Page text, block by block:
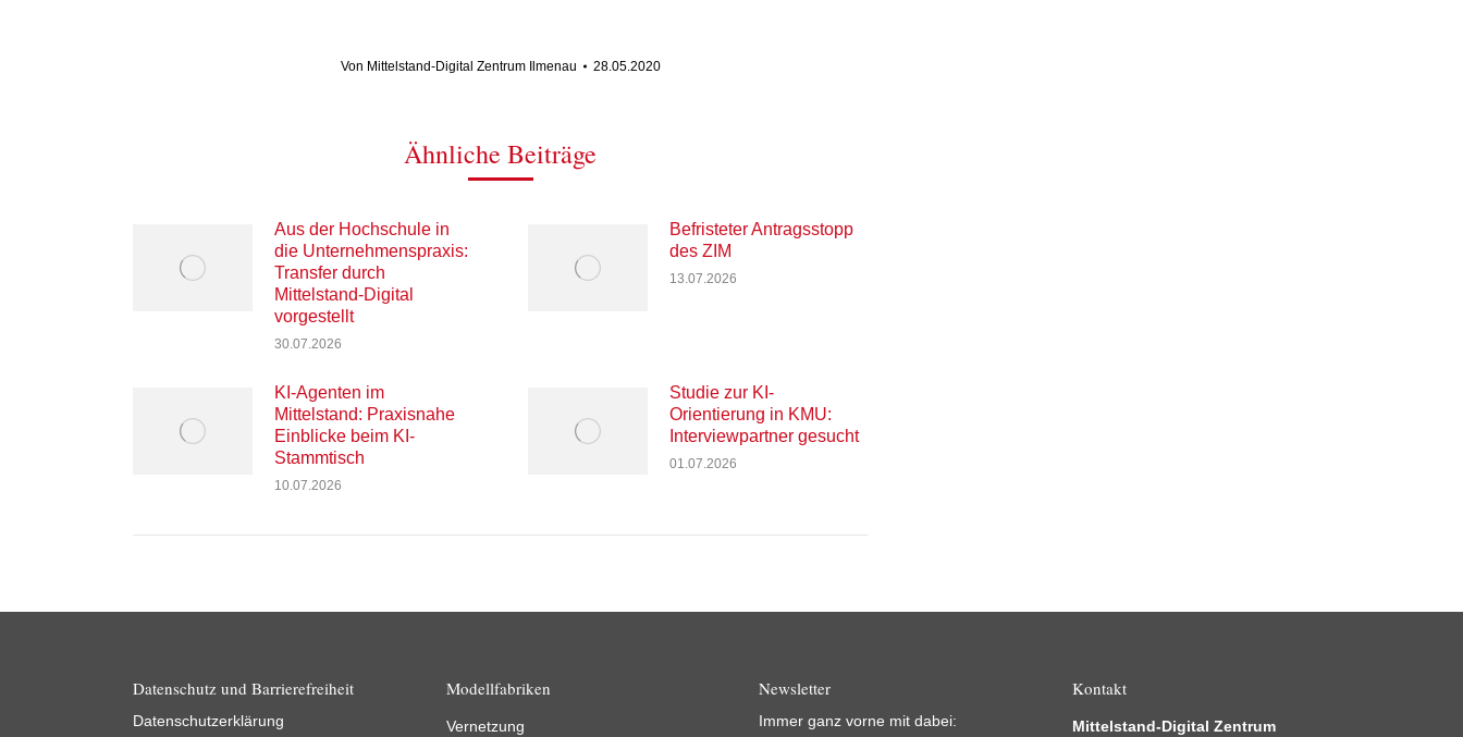
Von Mittelstand-Digital Zentrum Ilmenau 28.05.2020
Ähnliche Beiträge
Aus der Hochschule in
die Unternehmenspraxis:
Transfer durch
Mittelstand-Digital
vorgestellt
30.07.2026
Befristeter Antragsstopp
des ZIM
13.07.2026
KI-Agenten im
Mittelstand: Praxisnahe
Einblicke beim KI-
Stammtisch
10.07.2026
Studie zur KI-
Orientierung in KMU:
Interviewpartner gesucht
01.07.2026
Datenschutz und Barrierefreiheit
Datenschutzerklärung
Modellfabriken
Vernetzung
Newsletter
Immer ganz vorne mit dabei:
Kontakt
Mittelstand-Digital Zentrum